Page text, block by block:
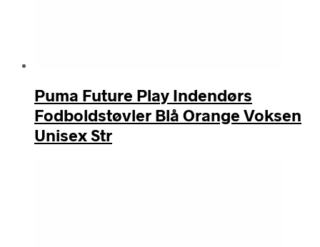
Puma Future Play Indendørs
Fodboldstøvler Blå Orange Voksen
Unisex Str